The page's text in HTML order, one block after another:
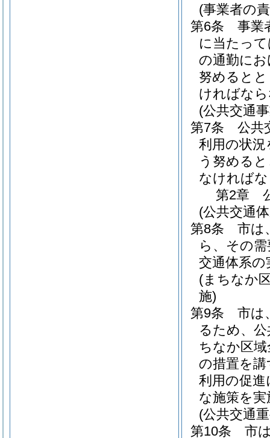
(事業者の
第6条
事業
に当たっ
の通勤に
努めると
ければな
(公共交通
第7条
公共
利用の状
う努める
なければ
第2章
(公共交通
第8条
市は
ら、その
交通体系
(まちなか
施)
第9条
市は
るため、
ちなか区
の措置を
利用の促
な施策を
(公共交通
第10条
市